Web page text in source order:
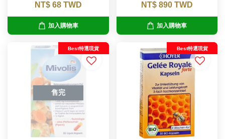
NT$ 68 TWD
加入購物車
NT$ 890 TWD
加入購物車
售完
Best特選現貨 Best特選現貨